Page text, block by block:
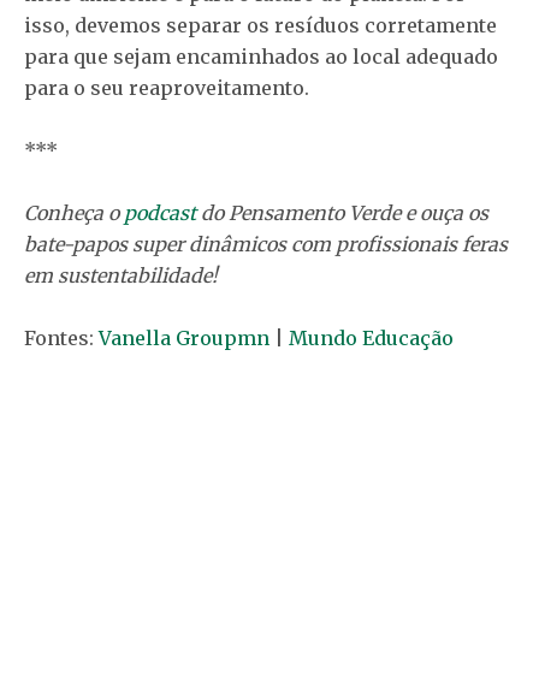
isso, devemos separar os resíduos corretamente
para que sejam encaminhados ao local adequado
para o seu reaproveitamento.
***
Conheça o podcastdo Pensamento Verde e ouça os
bate-papos super dinâmicos com profissionais feras
em sustentabilidade!
Fontes:Vanella Groupmn Mundo Educação